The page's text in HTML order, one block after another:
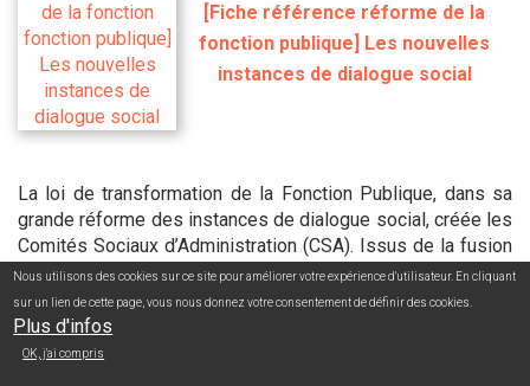
[Fiche référence réforme de la
fonction publique] Les nouvelles
instances de dialogue social
La loi de transformation de la Fonction Publique, dans sa
grande réforme des instances de dialogue social, créée les
Comités Sociaux d’Administration (CSA). Issus de la fusion
des Comités Techniques (CT) et des Comités d’Hygiènes,
de Sécurité et des Conditions de Travail (CHSCT), ces
comités verront le jour en 2022 au terme des prochaines
élections professionnelles.
Nous utilisons des cookies sur ce site pour améliorer votre expérience d'utilisateur. En cliquant
sur un lien de cette page, vous nous donnez votre consentement de définir des cookies.
Plus d'infos
OK, j'ai compris